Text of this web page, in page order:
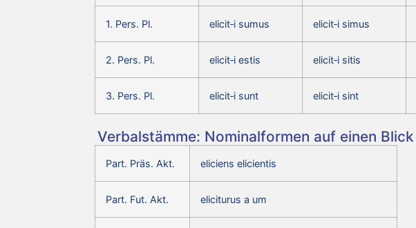
1. Pers. Pl. elicit‑i sumus elicit‑i simus
2. Pers. Pl. elicit‑i estis elicit‑i sitis
3. Pers. Pl. elicit‑i sunt elicit‑i sint
Verbalstämme: Nominalformen auf einen Blick
Part. Präs. Akt. eliciens elicientis
Part. Fut. Akt. eliciturus a um